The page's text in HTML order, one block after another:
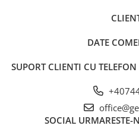
DATE
SUPORT CLIENTI CU
SOCIAL URMARESTE-